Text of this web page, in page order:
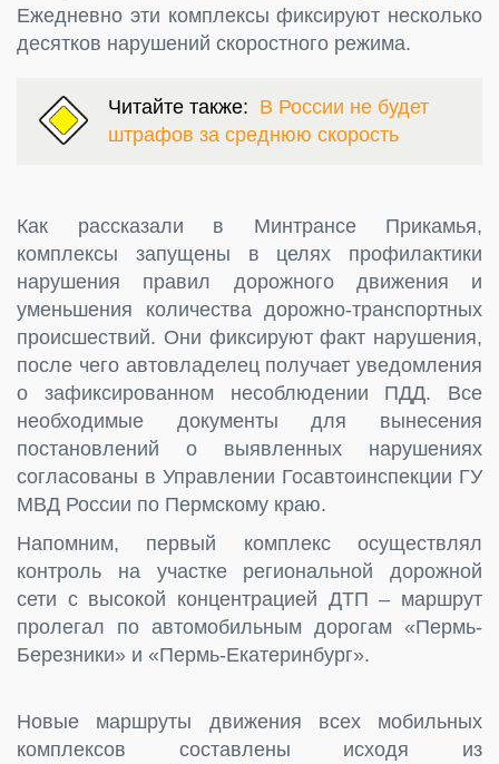
Ежедневно эти комплексы фиксируют несколько
десятков нарушений скоростного режима.
Читайте также: В России не будет
штрафов за среднюю скорость
Как рассказали в Минтрансе Прикамья,
комплексы запущены в целях профилактики
нарушения правил дорожного движения и
уменьшения количества дорожно-транспортных
происшествий. Они фиксируют факт нарушения,
после чего автовладелец получает уведомления
о зафиксированном несоблюдении ПДД. Все
необходимые документы для вынесения
постановлений о выявленных нарушениях
согласованы в Управлении Госавтоинспекции ГУ
МВД России по Пермскому краю.
Напомним, первый комплекс осуществлял
контроль на участке региональной дорожной
сети с высокой концентрацией ДТП – маршрут
пролегал по автомобильным дорогам «Пермь-
Березники» и «Пермь-Екатеринбург».
Новые маршруты движения всех мобильных
комплексов составлены исходя из